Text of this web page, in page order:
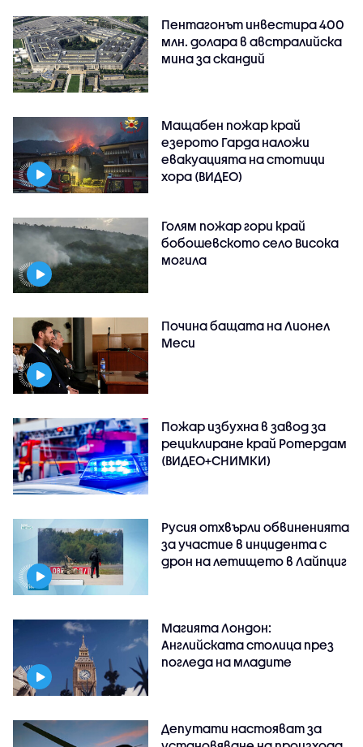
Пентагонът инвестира 400
млн. долара в австралийска
мина за скандий
Мащабен пожар край
езерото Гарда наложи
евакуацията на стотици
хора (ВИДЕО)
Голям пожар гори край
бобошевското село Висока
могила
Почина бащата на Лионел
Меси
Пожар избухна в завод за
рециклиране край Ротердам
(ВИДЕО+СНИМКИ)
Русия отхвърли обвиненията
за участие в инцидента с
дрон на летището в Лайпциг
Магията Лондон:
Английската столица през
погледа на младите
Депутати настояват за